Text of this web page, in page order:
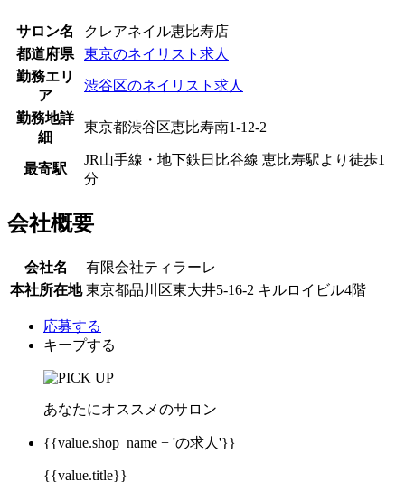
サロン名
クレアネイル恵比寿店
都道府県
東京のネイリスト求人
勤務エリ
ア
渋谷区のネイリスト求人
勤務地詳
細
東京都渋谷区恵比寿南1-12-2
最寄駅
JR山手線・地下鉄日比谷線 恵比寿駅より徒歩1
分
会社概要
会社名
有限会社ティラーレ
本社所在地 東京都品川区東大井5-16-2 キルロイビル4階
応募する
キープする
あなたにオススメのサロン
{{value.shop_name + 'の求人'}}
{{value.title}}